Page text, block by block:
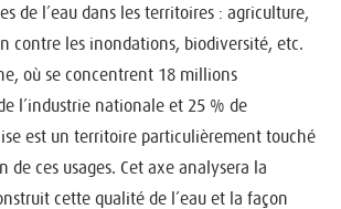
de l’eau dans les territoires : agriculture,
contre les inondations, biodiversité, etc.
où se concentrent 18 millions
l’industrie nationale et 25 % de
est un territoire particulièrement touché
de ces usages. Cet axe analysera la
cette qualité de l’eau et la façon